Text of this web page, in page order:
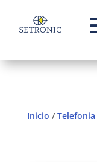
Inicio /Telefonia